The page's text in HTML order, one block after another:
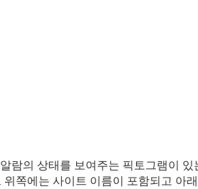
람의 상태를 보여주는 픽토그램이 있
쪽에는 사이트 이름이 포함되고 아